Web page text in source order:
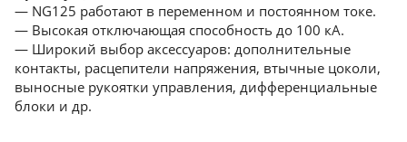
— NG125 работают в переменном и постоянном токе.
— Высокая отключающая способность до 100 кА.
— Широкий выбор аксессуаров: дополнительные
контакты, расцепители напряжения, втычные цоколи,
выносные рукоятки управления, дифференциальные
блоки и др.